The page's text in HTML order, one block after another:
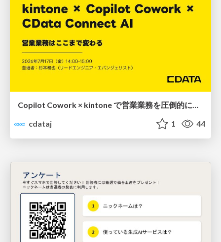
cdataj
1 44